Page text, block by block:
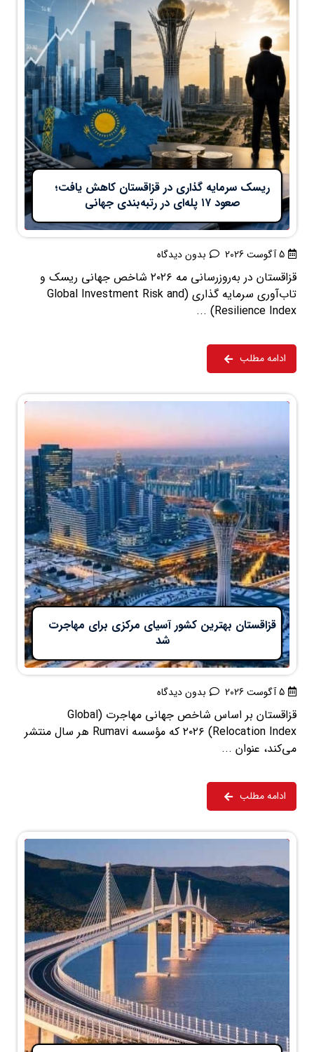
ریسک سرمایه گذاری در قزاقستان کاهش یافت؛
صعود ۱۷ پله‌ای در رتبه‌بندی جهانی
5 آگوست 2026 بدون دیدگاه
قزاقستان در به‌روزرسانی مه ۲۰۲۶ شاخص جهانی ریسک و
تاب‌آوری سرمایه گذاری (Global Investment Risk and
Resilience Index) ...
ادامه مطلب
قزاقستان بهترین کشور آسیای مرکزی برای مهاجرت
شد
5 آگوست 2026 بدون دیدگاه
قزاقستان بر اساس شاخص جهانی مهاجرت (Global
Relocation Index) ۲۰۲۶ که مؤسسه Rumavi هر سال منتشر
می‌کند، عنوان ...
ادامه مطلب